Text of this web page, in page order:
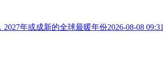
年或成新的全球最暖年份2026-08-08 09:31